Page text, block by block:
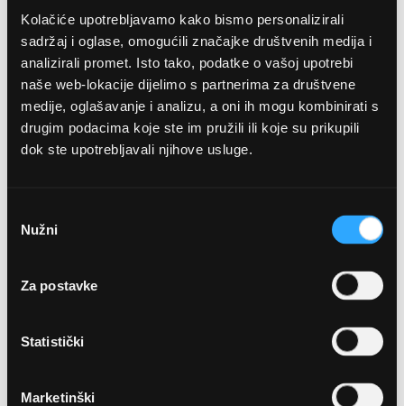
Kolačiće upotrebljavamo kako bismo personalizirali
sadržaj i oglase, omogućili značajke društvenih medija i
analizirali promet. Isto tako, podatke o vašoj upotrebi
naše web-lokacije dijelimo s partnerima za društvene
medije, oglašavanje i analizu, a oni ih mogu kombinirati s
drugim podacima koje ste im pružili ili koje su prikupili
dok ste upotrebljavali njihove usluge.
pristanka
Nužni
Za postavke
Statistički
Marketinški
OPTIKA NJEGO, POSLOVNICA 1
Marineta 1a, 21300 Makarska
+ 385-(0)21-652-102
Obala kralja Tomislava 14, 21300 Makarska